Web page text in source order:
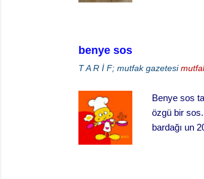
besledin
benye sos
T A R İ F; mutfak gazetesi
Benye sos
özgü bir
bardağı un